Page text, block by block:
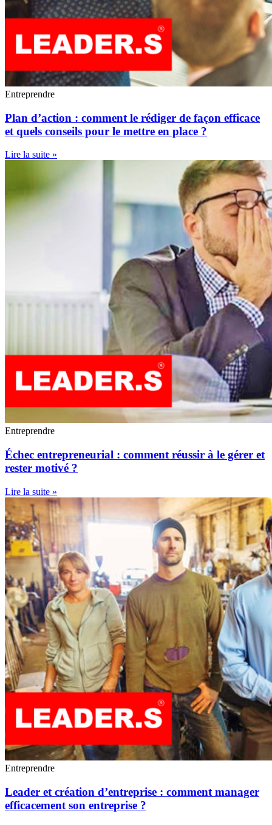
Entreprendre
Plan d’action : comment le rédiger de façon efficace
et quels conseils pour le mettre en place ?
Lire la suite »
Entreprendre
Échec entrepreneurial : comment réussir à le gérer et
rester motivé ?
Lire la suite »
Entreprendre
Leader et création d’entreprise : comment manager
efficacement son entreprise ?